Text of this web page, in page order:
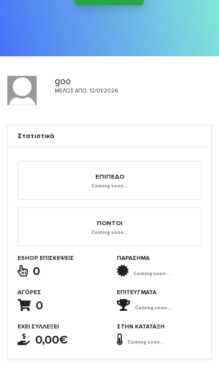
goo
ΜΈΛΟΣ ΑΠΌ: 12/01/2026
Στατιστικά
ΕΠΊΠΕΔΟ
Coming soon...
ΠΌΝΤΟΙ
Coming soon...
ESHOP ΕΠΙΣΚΈΨΕΙΣ
0
ΑΓΟΡΈΣ
0
ΈΧΕΙ ΣΥΛΛΈΞΕΙ
0,00€
ΠΑΡΑΣΗΜΑ
Coming soon...
ΕΠΙΤΕΎΓΜΑΤΑ
Coming soon...
ΣΤΗΝ ΚΑΤΆΤΑΞΗ
Coming soon...